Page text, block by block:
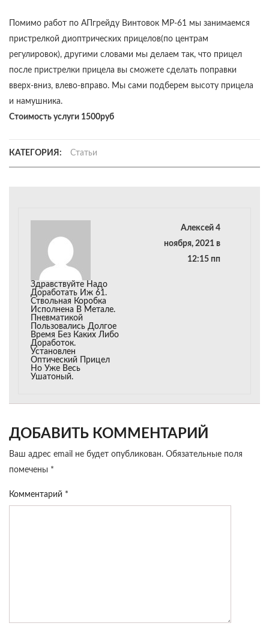
Помимо работ по АПгрейду Винтовок МР-61 мы занимаемся
пристрелкой диоптрических прицелов(по центрам
регулировок), другими словами мы делаем так, что прицел
после пристрелки прицела вы сможете сделать поправки
вверх-вниз, влево-вправо. Мы сами подберем высоту прицела
и намушника.
Стоимость услуги 1500руб
КАТЕГОРИЯ: Статьи
Здравствуйте Надо
Доработать Иж 61.
Ствольная Коробка
Исполнена В Метале.
Пневматикой
Пользовались Долгое
Время Без Каких Либо
Доработок.
Установлен
Оптический Прицел
Но Уже Весь
Ушатоный.
Алексей 4
ноября, 2021 в
12:15 пп
ДОБАВИТЬ КОММЕНТАРИЙ
Ваш адрес email не будет опубликован. Обязательные поля
помечены *
Комментарий *